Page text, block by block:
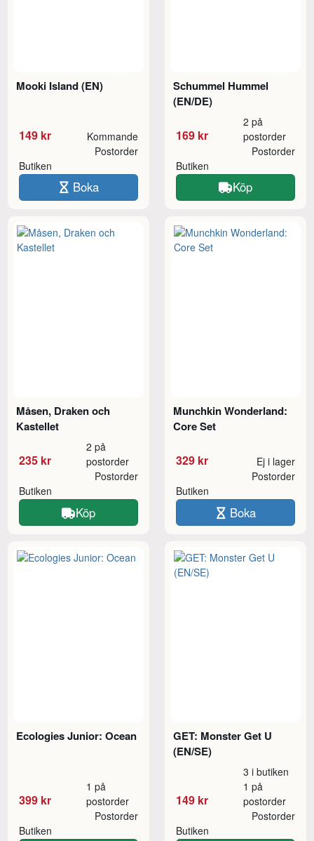
Mooki Island (EN)
149 kr Kommande
Butiken
Postorder
Boka
Schummel Hummel
(EN/DE)
169 kr
2 på
postorder
Butiken
Postorder
Köp
Måsen, Draken och
Kastellet
235 kr
2 på
postorder
Butiken
Postorder
Köp
Munchkin Wonderland:
Core Set
329 kr Ej i lager
Butiken
Postorder
Boka
Ecologies Junior: Ocean
399 kr
1 på
postorder
Butiken
Postorder
GET: Monster Get U
(EN/SE)
149 kr
3 i butiken
1 på
postorder
Butiken
Postorder